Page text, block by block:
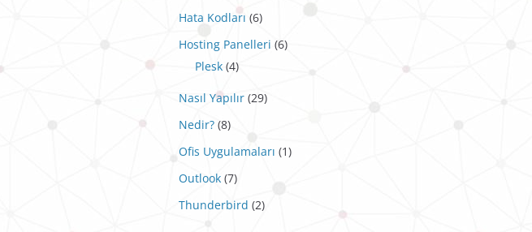
Hata Kodları (6)
Hosting Panelleri (6)
Plesk (4)
Nasıl Yapılır (29)
Nedir? (8)
Ofis Uygulamaları (1)
Outlook (7)
Thunderbird (2)